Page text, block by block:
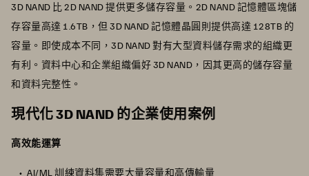
3D NAND 比 2D NAND 提供更多儲存容量。2D NAND 記憶體區塊儲
存容量高達 1.6TB，但 3D NAND 記憶體晶圓則提供高達 128TB 的
容量。即使成本不同，3D NAND 對有大型資料儲存需求的組織更
有利。資料中心和企業組織偏好 3D NAND，因其更高的儲存容量
和資料完整性。
現代化 3D NAND 的企業使用案例
高效能運算
AI/ML 訓練資料集需要大量容量和高傳輸量